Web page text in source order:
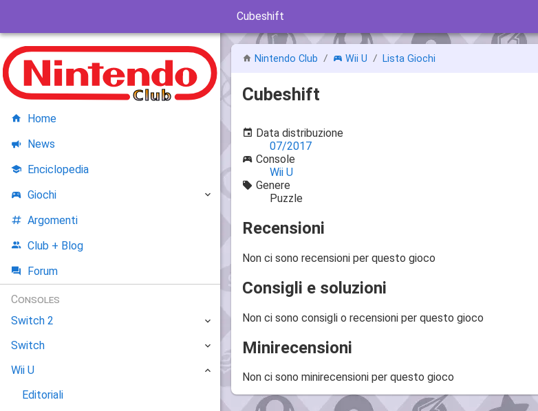
Cubeshift
Nintendo Club Wii U Lista Giochi
Cubeshift
Data distribuzione
07/2017
Console
Wii U
Genere
Puzzle
Recensioni
Non ci sono recensioni per questo gioco
Consigli e soluzioni
Non ci sono consigli o recensioni per questo gioco
Minirecensioni
Non ci sono minirecensioni per questo gioco
Home
News
Enciclopedia
Giochi
Argomenti
Club + Blog
Forum
Consoles
Switch 2
Switch
Wii U
Editoriali